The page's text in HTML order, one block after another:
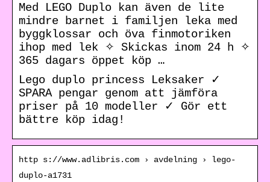
Med LEGO Duplo kan även de lite
mindre barnet i familjen leka med
byggklossar och öva finmotoriken
ihop med lek ✧ Skickas inom 24 h ✧
365 dagars öppet köp …
Lego duplo princess Leksaker ✓
SPARA pengar genom att jämföra
priser på 10 modeller ✓ Gör ett
bättre köp idag!
http s://www.adlibris.com › avdelning › lego-
duplo-a1731